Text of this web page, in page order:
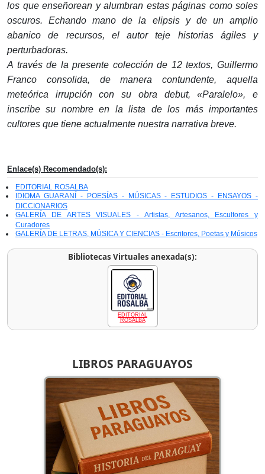
LIBROS PARAGUAYOS
los que enseñorean y alumbran estas páginas como soles
oscuros. Echando mano de la elipsis y de un amplio
abanico de recursos, el autor teje historias ágiles y
perturbadoras.
A través de la presente colección de 12 textos, Guillermo
Franco consolida, de manera contundente, aquella
meteórica irrupción con su obra debut, «Paralelo», e
inscribe su nombre en la lista de los más importantes
cultores que tiene actualmente nuestra narrativa breve.
Enlace(s) Recomendado(s):
EDITORIAL ROSALBA
IDIOMA GUARANÍ - POESÍAS - MÚSICAS - ESTUDIOS - ENSAYOS -
DICCIONARIOS
GALERÍA DE ARTES VISUALES - Artistas, Artesanos, Escultores y
Curadores
GALERÍA DE LETRAS, MÚSICA Y CIENCIAS - Escritores, Poetas y Músicos
Bibliotecas Virtuales anexada(s):
EDITORIAL
ROSALBA